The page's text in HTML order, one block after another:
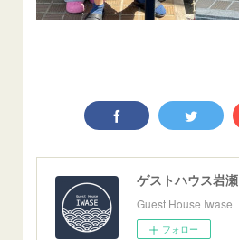
ゲストハウス岩瀬
Guest House Iwase
フォロー